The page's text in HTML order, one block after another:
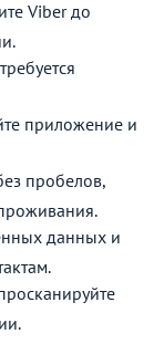
Viber до
приложение и
пробелов,
данных и